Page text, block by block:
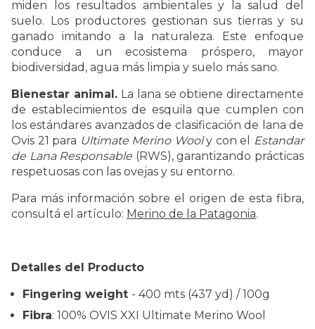
miden los resultados ambientales y la salud del
suelo. Los productores gestionan sus tierras y su
ganado imitando a la naturaleza. Este enfoque
conduce a un ecosistema próspero, mayor
biodiversidad, agua más limpia y suelo más sano.
Bienestar animal. La lana se obtiene directamente
de establecimientos de esquila que cumplen con
los estándares avanzados de clasificación de lana de
Ovis 21 para Ultimate Merino Wooly con el
Estandar
de Lana Responsable (RWS), garantizando prácticas
respetuosas con las ovejas y su entorno.
Para más información sobre el origen de esta fibra,
consultá el artículo: Merino de la Patagonia.
Detalles del Producto
Fingering weight - 400 mts (437 yd) / 100g
Fibra: 100% OVIS XXI Ultimate Merino Wool